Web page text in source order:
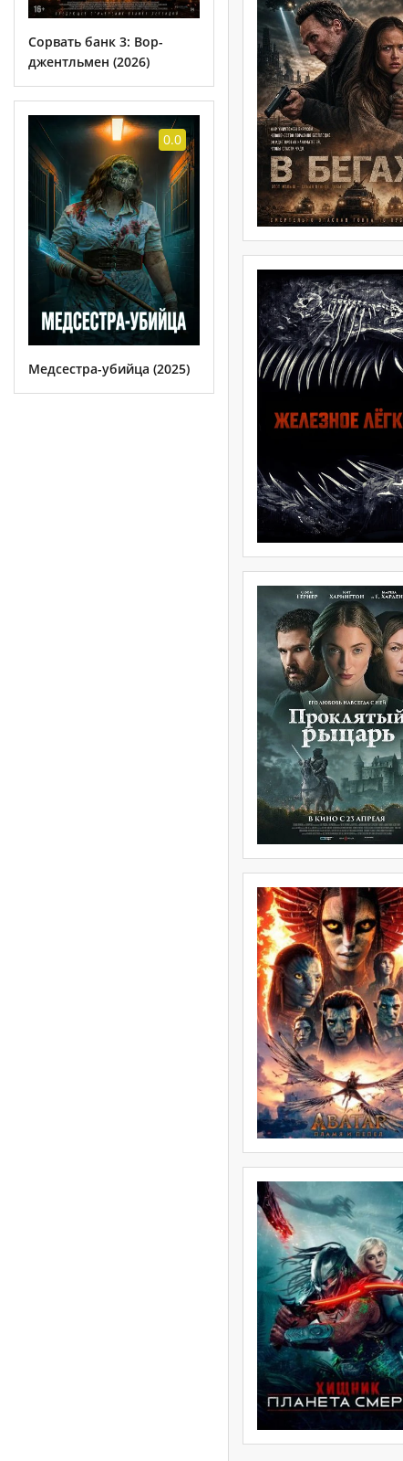
Сорвать банк 3: Вор-
джентльмен (2026)
0.0
Медсестра-убийца (2025)